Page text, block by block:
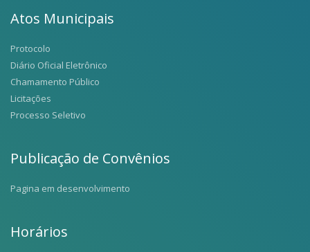
Atos Municipais
Protocolo
Diário Oficial Eletrônico
Chamamento Público
Licitações
Processo Seletivo
Publicação de Convênios
Pagina em desenvolvimento
Horários